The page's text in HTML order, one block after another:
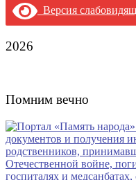
Версия
2026
Помним вечно